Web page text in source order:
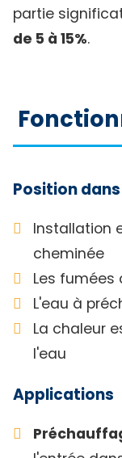
partie
de 5 à 15%.
Position
Installation
cheminée
Les
L'eau à
La chaleur
l'eau
Applications